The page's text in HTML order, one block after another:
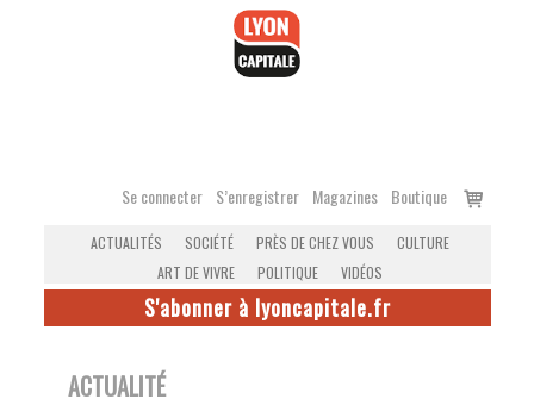
Se connecter S’enregistrer Magazines Boutique
Voir
ACTUALITÉS SOCIÉTÉ PRÈS DE CHEZ VOUS
CULTURE
ART DE VIVRE
POLITIQUE VIDÉOS
S'abonner à lyoncapitale.fr
ACTUALITÉ